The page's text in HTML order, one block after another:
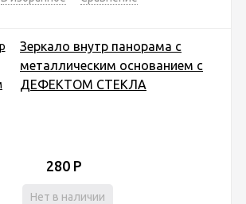
Зеркало внутр панорама с
металлическим основанием с
ДЕФЕКТОМ СТЕКЛА
280 Р
Нет в наличии